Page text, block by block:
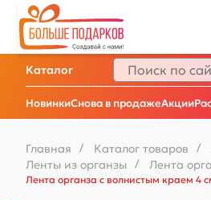
НовинкиСнова в продажеАкции
Каталог
Главная / Каталог товаров /
Ленты из органзы / Лента
Лента органза с волнистым краем 4